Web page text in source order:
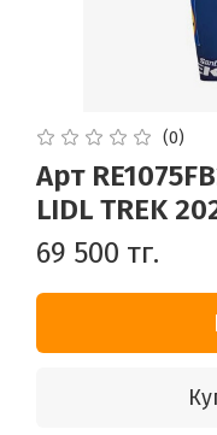
(0)
Арт
LIDL TREK
69 500 тг.